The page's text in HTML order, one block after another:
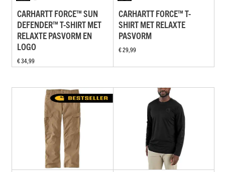
CARHARTT FORCE™ SUN
DEFENDER™ T-SHIRT MET
RELAXTE PASVORM EN
LOGO
€ 34,99
CARHARTT FORCE™ T-
SHIRT MET RELAXTE
PASVORM
€ 29,99